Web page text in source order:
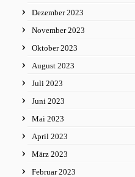
Dezember 2023
November 2023
Oktober 2023
August 2023
Juli 2023
Juni 2023
Mai 2023
April 2023
März 2023
Februar 2023